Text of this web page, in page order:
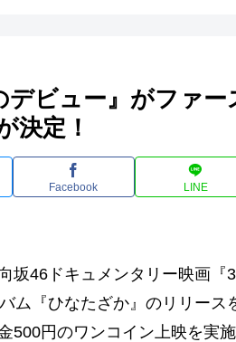
デビュー』がファ
決定！
Facebook LINE
坂46ドキュメンタリー映画『
ム『ひなたざか』のリリー
500円のワンコイン上映を実